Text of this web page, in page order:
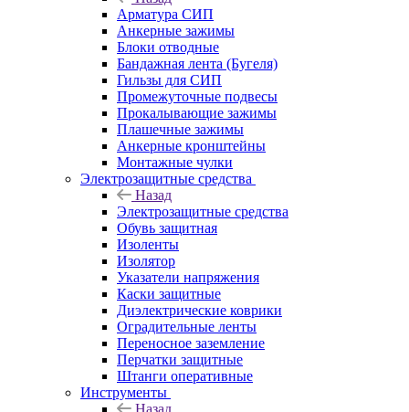
Арматура СИП
Анкерные зажимы
Блоки отводные
Бандажная лента (Бугеля)
Гильзы для СИП
Промежуточные подвесы
Прокалывающие зажимы
Плашечные зажимы
Анкерные кронштейны
Монтажные чулки
Электрозащитные средства
Назад
Электрозащитные средства
Обувь защитная
Изоленты
Изолятор
Указатели напряжения
Каски защитные
Диэлектрические коврики
Оградительные ленты
Переносное заземление
Перчатки защитные
Штанги оперативные
Инструменты
Назад